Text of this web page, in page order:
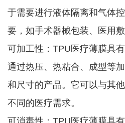
于需要进行液体隔离和气体
要，如手术器械包装、医用敷
可加工性：TPU医疗薄膜具
通过热压、热粘合、成型等
和尺寸的产品。它可以与其
不同的医疗需求。
可消毒性：TPU医疗薄膜具